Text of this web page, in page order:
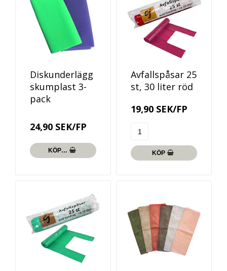
Diskunderlägg
skumplast 3-
pack
24,90 SEK/FP
KÖP…
Avfallspåsar 25
st, 30 liter röd
19,90 SEK/FP
KÖP